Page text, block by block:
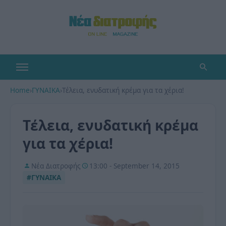
Home›ΓΥΝΑΙΚΑ›Τέλεια, ενυδατική κρέμα για τα χέρια!
Τέλεια, ενυδατική κρέμα
για τα χέρια!
Νέα Διατροφής
13:00 - September 14, 2015
#ΓΥΝΑΙΚΑ